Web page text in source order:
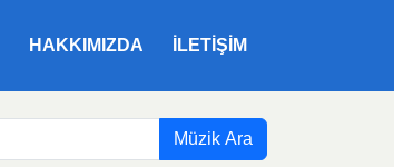
HAKKIMIZDA İLETIŞIM
Müzik Ara